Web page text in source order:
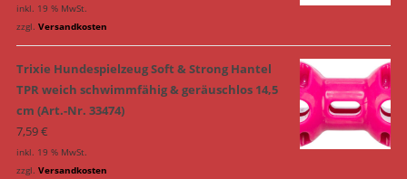
inkl. 19 % MwSt.
zzgl. Versandkosten
Trixie Hundespielzeug Soft & Strong Hantel
TPR weich schwimmfähig & geräuschlos 14,5
cm (Art.-Nr. 33474)
7,59€
inkl. 19 % MwSt.
zzgl. Versandkosten